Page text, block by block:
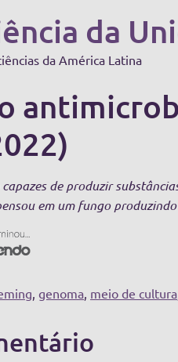
da
da América Latina
de produzir
em um fungo
, genoma, meio de cultura